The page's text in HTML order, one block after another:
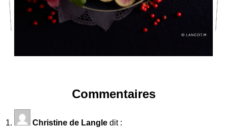
Commentaires
Christine de Langle dit :